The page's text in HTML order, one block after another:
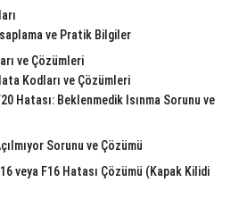
ve Pratik Bilgiler
ve Çözümleri
Kodları ve Çözümleri
Hatası: Beklenmedik Isınma Sorunu ve
Sorunu ve Çözümü
veya F16 Hatası Çözümü (Kapak Kilidi